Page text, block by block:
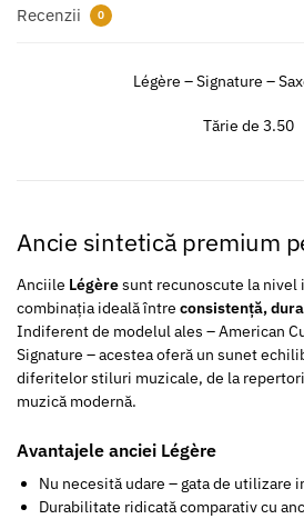
Recenzii 0
Légère – Signature –
Tărie de 3.50
Ancie sintetică premium
Anciile Légèresunt recunoscute la
combinația ideală între consistență,
Indiferent de modelul ales – American
Signature – acestea oferă un sunet
diferitelor stiluri muzicale, de la
muzică modernă.
Avantajele anciei Légère
Nu necesită udare – gata de utilizare
Durabilitate ridicată comparativ cu